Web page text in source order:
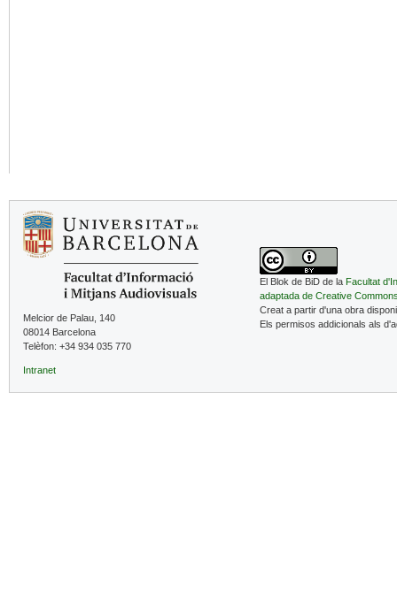
Melcior de Palau, 140
08014 Barcelona
Telèfon: +34 934 035 770
Intranet
El Blok de BiD de la Facultat
adaptada de Creative
Creat a partir d'una obra
Els permisos addicionals als